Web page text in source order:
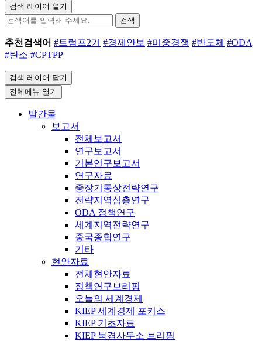
검색 레이어 열기
검색
추천검색어 #트럼프2기 #경제안보 #미중경쟁 #반도체 #ODA
#탄소 #CPTPP
검색 레이어 닫기
전체메뉴 열기
발간물
보고서
전체보고서
연구보고서
기본연구보고서
연구자료
중장기통상전략연구
전략지역심층연구
ODA 정책연구
세계지역전략연구
중국종합연구
기타
현안자료
전체현안자료
정책연구브리핑
오늘의 세계경제
KIEP 세계경제 포커스
KIEP 기초자료
KIEP 북경사무소 브리핑